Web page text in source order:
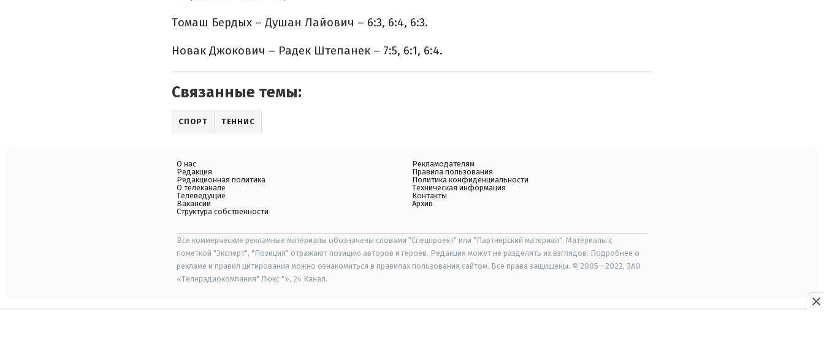
Томаш Бердых – Душан Лайович – 6:3, 6:4, 6:3.
Новак Джокович – Радек Штепанек – 7:5, 6:1, 6:4.
Связанные темы:
СПОРТ ТЕННИС
О нас
Редакция
Редакционная политика
О телеканале
Телеведущие
Вакансии
Структура собственности
Рекламодателям
Правила пользования
Политика конфиденциальности
Техническая информация
Контакты
Архив
Все коммерческие рекламные материалы обозначены словами "Спецпроект" или "Партнерский материал". Материалы с
пометкой "Эксперт", "Позиция" отражают позицию авторов и героев. Редакция может не разделять их взглядов. Подробнее о
рекламе и правил цитирования можно ознакомиться в правилах пользования сайтом. Все права защищены. © 2005—2022, ЗАО
«Телерадиокомпания" Люкс "», 24 Канал.